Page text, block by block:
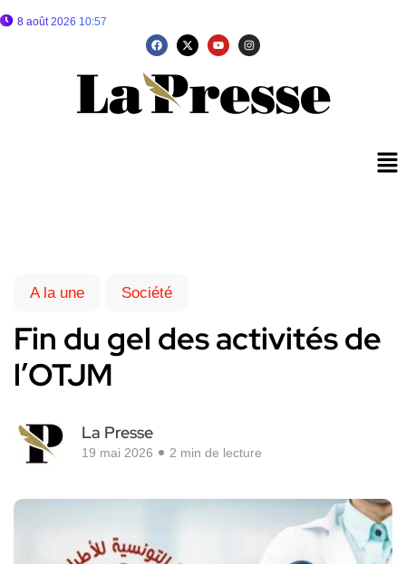
8 août 2026 10:57
A la une Société
Fin du gel des activités de
l’OTJM
La Presse
19 mai 2026 2 min de lecture